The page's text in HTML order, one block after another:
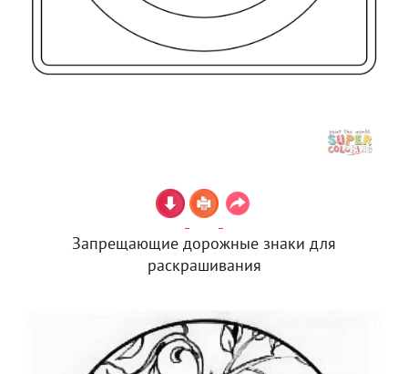
Запрещающие дорожные знаки для
раскрашивания